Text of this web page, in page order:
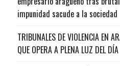
impunidad sacude a la sociedad
TRIBUNALES DE VIOLENCIA EN
QUE OPERA A PLENA LUZ DEL DÍA